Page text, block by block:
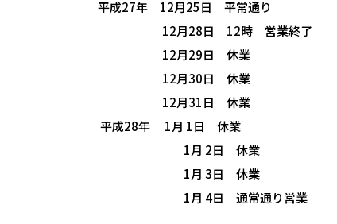
平成27年 12月25日 平常通り
12月28日 12時 営業終了
12月29日 休業
12月30日 休業
12月31日 休業
平成28年 1月 1日 休業
1月 2日 休業
1月 3日 休業
1月 4日 通常通り営業